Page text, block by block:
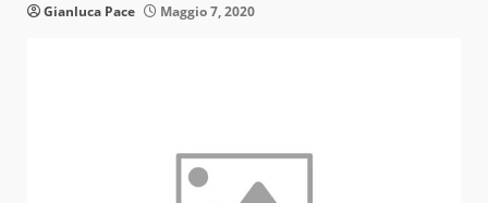
Gianluca Pace Maggio 7, 2020